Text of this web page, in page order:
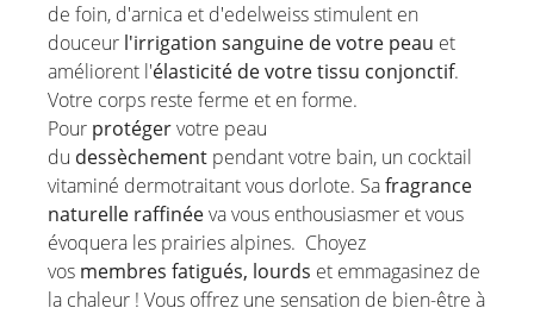
de foin, d'arnica et d'edelweiss stimulent en
douceur l'irrigation sanguine de votre peau et
améliorent l'élasticité de votre tissu conjonctif.
Votre corps reste ferme et en forme.
Pour protégervotre peau
du dessèchement pendant votre bain, un cocktail
vitaminé dermotraitant vous dorlote. Safragrance
naturelle raffinéeva vous enthousiasmer et vous
évoquera les prairies alpines. Choyez
vos membres fatigués, lourds et emmagasinez de
la chaleur ! Vous offrez une sensation de bien-être à